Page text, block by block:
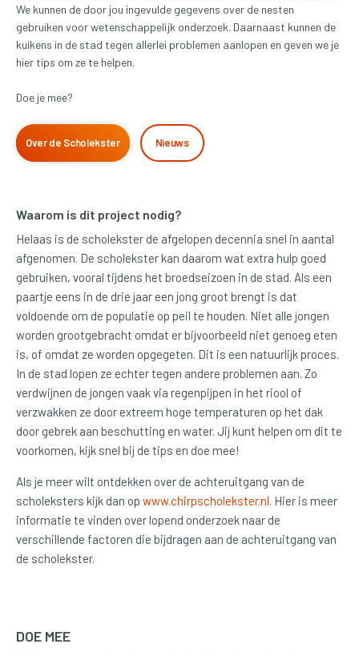
We kunnen de door jou ingevulde gegevens over de nesten
gebruiken voor wetenschappelijk onderzoek. Daarnaast kunnen de
kuikens in de stad tegen allerlei problemen aanlopen en geven we je
hier tips om ze te helpen.
Doe je mee?
Over de Scholekster Nieuws
Waarom is dit project nodig?
Helaas is de scholekster de afgelopen decennia snel in aantal
afgenomen. De scholekster kan daarom wat extra hulp goed
gebruiken, vooral tijdens het broedseizoen in de stad. Als een
paartje eens in de drie jaar een jong groot brengt is dat
voldoende om de populatie op peil te houden. Niet alle jongen
worden grootgebracht omdat er bijvoorbeeld niet genoeg eten
is, of omdat ze worden opgegeten. Dit is een natuurlijk proces.
In de stad lopen ze echter tegen andere problemen aan. Zo
verdwijnen de jongen vaak via regenpijpen in het riool of
verzwakken ze door extreem hoge temperaturen op het dak
door gebrek aan beschutting en water. Jij kunt helpen om dit te
voorkomen, kijk snel bij de tips en doe mee!
Als je meer wilt ontdekken over de achteruitgang van de
scholeksters kijk dan op www.chirpscholekster.nl. Hier is meer
informatie te vinden over lopend onderzoek naar de
verschillende factoren die bijdragen aan de achteruitgang van
de scholekster.
DOE MEE